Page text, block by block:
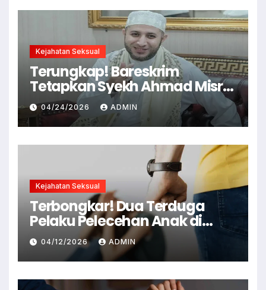
Kejahatan Seksual
Terungkap! Bareskrim
Tetapkan Syekh Ahmad Misry
Tersangka, Kasus Dugaan
Pelecehan Seksual
04/24/2026 ADMIN
Kejahatan Seksual
Terbongkar! Dua Terduga
Pelaku Pelecehan Anak di
Cianjur Ditangkap Polisi
04/12/2026 ADMIN